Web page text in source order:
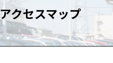
アクセスマップ